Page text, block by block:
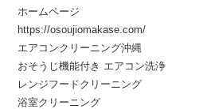
ホームページ
https://osoujiomakase.com/
エアコンクリーニング沖縄
おそうじ機能付き エアコン洗浄
レンジフードクリーニング
浴室クリーニング